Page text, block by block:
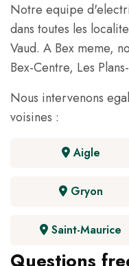
Notre equipe
dans toutes les
Vaud. A Bex meme,
Bex-Centre, Les
Nous intervenons
voisines :
Aigle
Gryon
Saint-Maurice
Questions